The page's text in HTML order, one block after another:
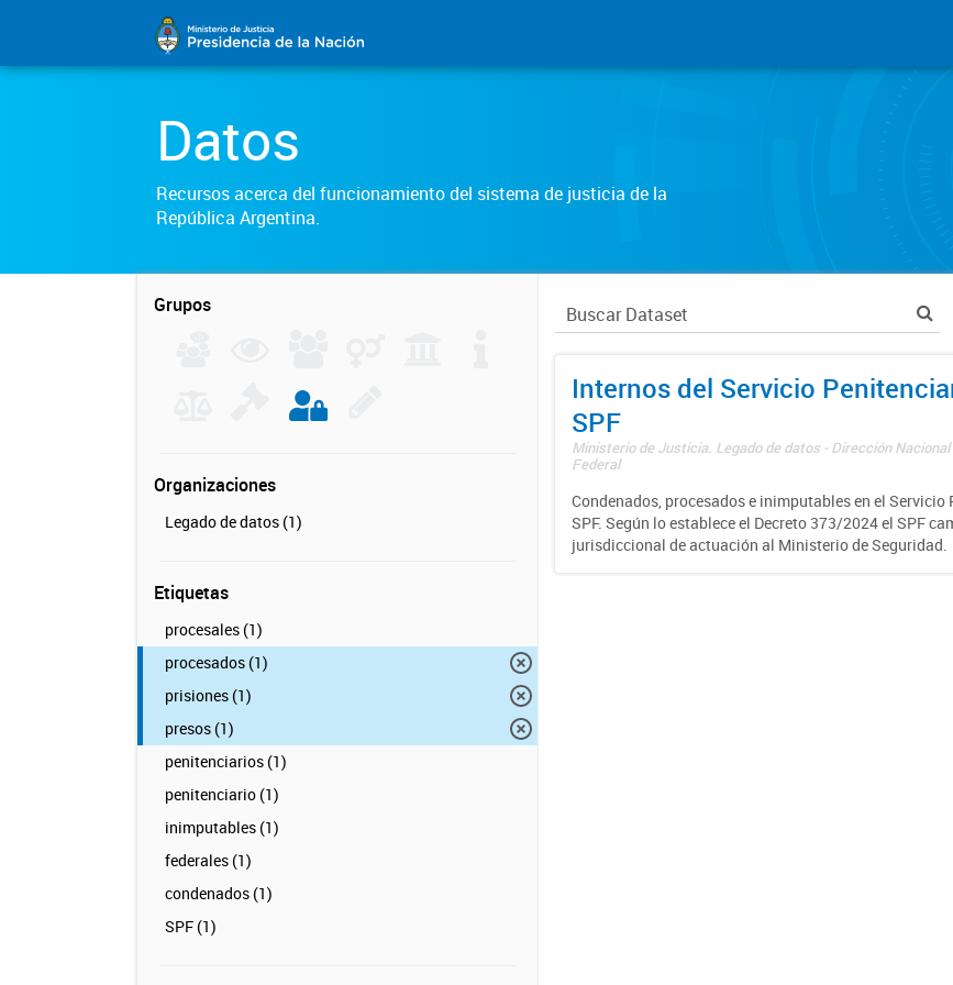
Datos
Recursos acerca del funcionamiento del sistema de justicia de la
República Argentina.
Grupos
Organizaciones
Legado de datos (1)
Etiquetas
procesales (1)
procesados (1)
prisiones (1)
presos (1)
penitenciarios (1)
penitenciario (1)
inimputables (1)
federales (1)
condenados (1)
SPF (1)
Internos del Servicio
SPF
Ministerio de Justicia. Legado de datos - Dirección
Federal
Condenados, procesados e inimputables en el Servicio
SPF. Según lo establece el Decreto 373/2024 el SPF
jurisdiccional de actuación al Ministerio de Seguridad.